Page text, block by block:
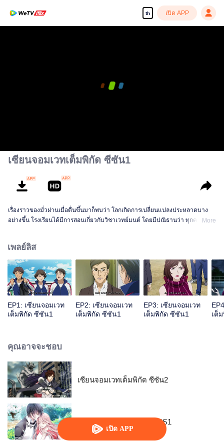
th เปิด APP
เปิด APP
เซียนจอมเวทเต็มพิกัด ซีซัน1
เรื่องราวของมั่วฝานเมื่อตื่นขึ้นมาก็พบว่า โลกเกิดการเปลี่ยนแปลงประหลาดบาง
อย่างขึ้น โรงเรียนได้มีการสอนเกี่ยวกับวิชาเวทย์มนต์ โดยมีปณิธานว่า ทุกคนจะ
สามารถเป็นจอมเวทย์แนวหน้าของโลกนี้ได้หรือไม่ โปรดติดตาม...
More
เพลย์ลิส
EP1: เซียนจอมเวท
เต็มพิกัด ซีซัน1
EP2: เซียนจอมเวท
เต็มพิกัด ซีซัน1
EP3: เซียนจอมเวท
เต็มพิกัด ซีซัน1
เต็
คุณอาจจะชอบ
เซียนจอมเวทเต็มพิกัด ซีซัน2
สามีแห่งชาตินำกลับบ้าน SS1